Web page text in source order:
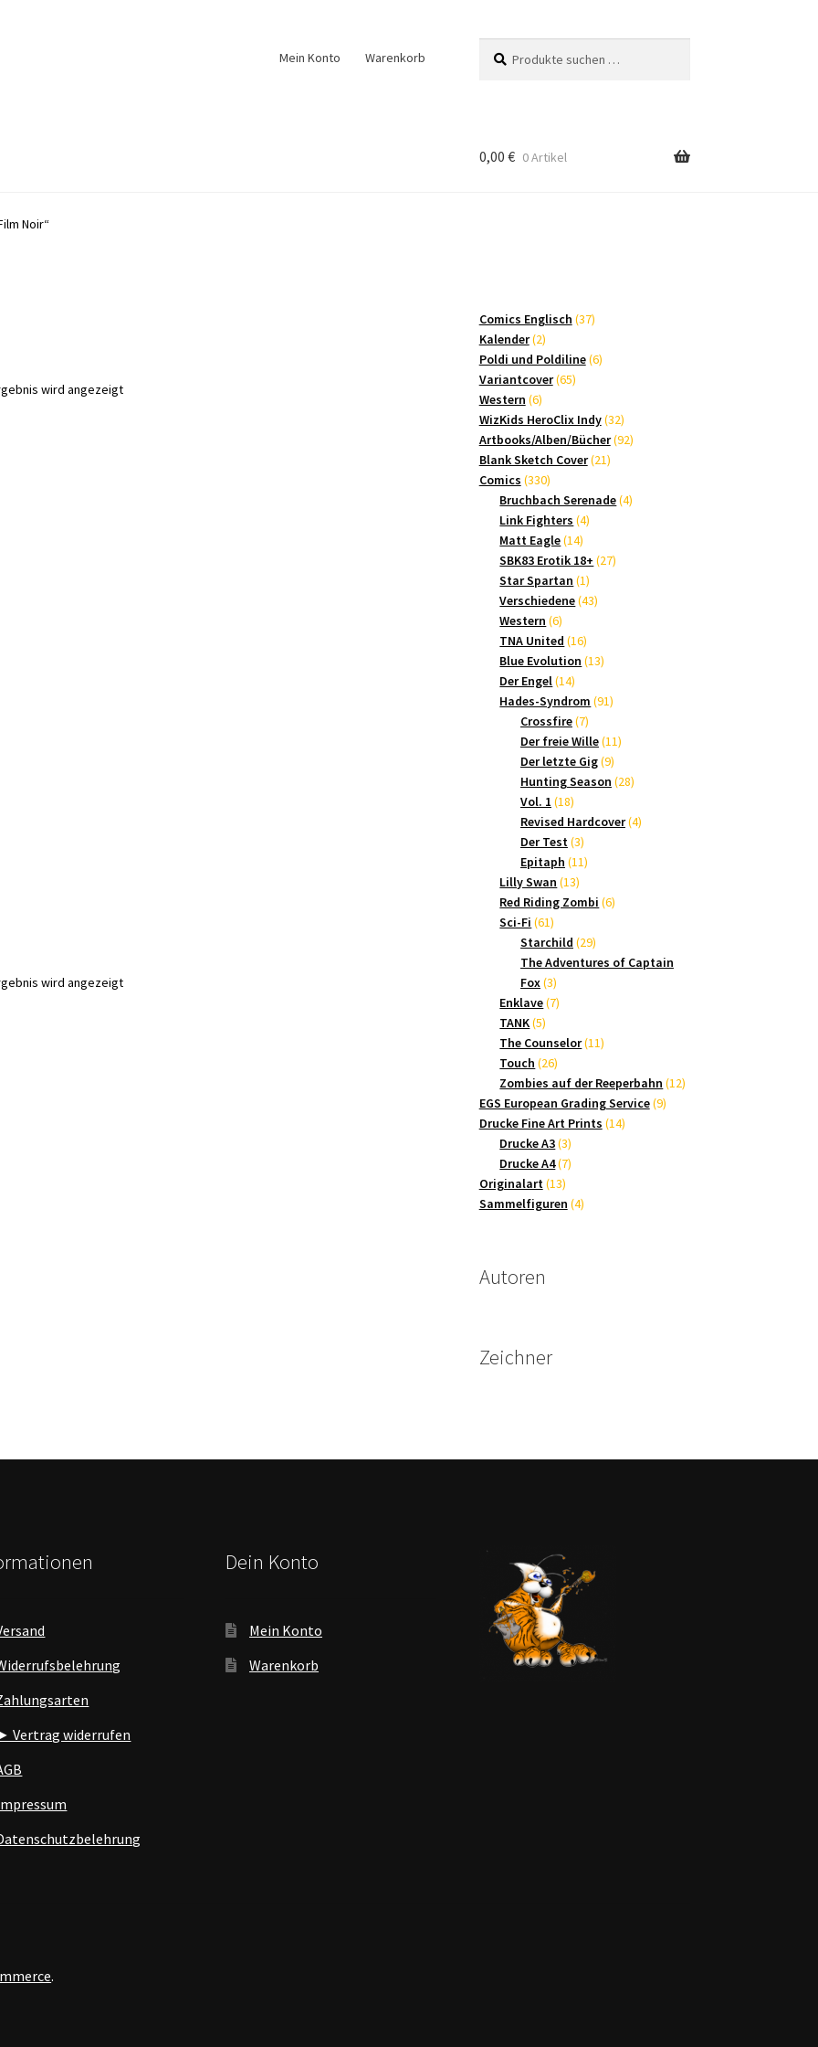
Mein Konto Warenkorb
nach:
0,00 € 0 Artikel
Noir“
wird angezeigt
wird angezeigt
Comics Englisch 3737
Kalender 22
Produkte
Poldi und Poldiline 66
Variantcover 6565
Western 66
Produkte
WizKids HeroClix Indy 3232
Produkte
Artbooks/Alben/Bücher 9292
Blank Sketch Cover 2121
Comics 330330
Produkte
Bruchbach Serenade 44
Link Fighters 44
Matt Eagle 1414
Produkte
SBK83 Erotik 18+ 2727
Star Spartan 11
Produkt
Verschiedene 4343
Western 66
Produkte
TNA United 1616
Produkte
Blue Evolution 1313
Der Engel 1414
Produkte
Hades-Syndrom 9191
Crossfire 77
Produkte
Der freie Wille 1111
Der letzte Gig 99
Produkte
Hunting Season 2828
Vol. 1 1818
Produkte
Revised Hardcover 44
Der Test 33
Produkte
Epitaph 1111
Lilly Swan 1313
Produkte
Red Riding Zombi 66
Sci-Fi 6161
Produkte
Starchild 2929
Produkte
The Adventures of Captain
Fox 33
Produkte
Enklave 77
TANK 55
Produkte
The Counselor 1111
Touch 2626
Produkte
Zombies auf der Reeperbahn 1212
EGS European Grading Service 99
Drucke Fine Art Prints 1414
Drucke A3 33
Produkte
Drucke A4 77
Originalart 1313
Produkte
Sammelfiguren 44
Autoren
Zeichner
Vertrag widerrufen
Dein Konto
Mein Konto
Warenkorb
.